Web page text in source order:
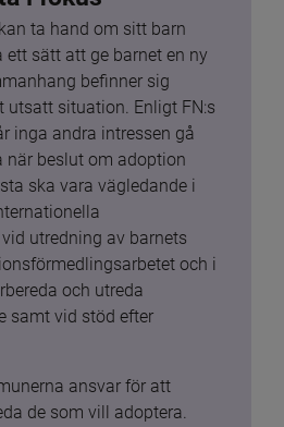
ta hand om sitt barn
ett sätt att ge barnet en ny
befinner sig
utsatt situation. Enligt FN:s
inga andra intressen gå
när beslut om adoption
ska vara vägledande i
utredning av barnets
och i
och utreda
samt vid stöd efter
ansvar för att
de som vill adoptera.